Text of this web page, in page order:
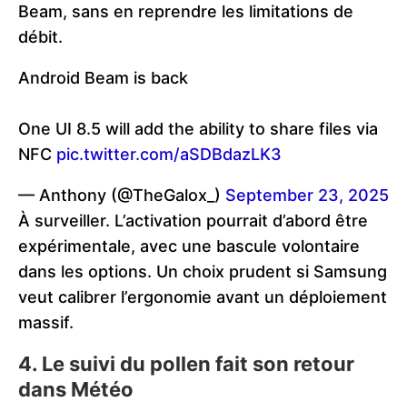
Beam, sans en reprendre les limitations de
débit.
Android Beam is back
One UI 8.5 will add the ability to share files via
NFC pic.twitter.com/aSDBdazLK3
— Anthony (@TheGalox_) September 23, 2025
À surveiller. L’activation pourrait d’abord être
expérimentale, avec une bascule volontaire
dans les options. Un choix prudent si Samsung
veut calibrer l’ergonomie avant un déploiement
massif.
4. Le suivi du pollen fait son retour
dans Météo